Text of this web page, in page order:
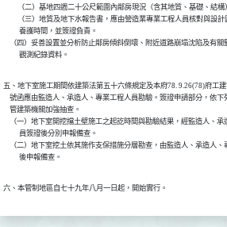
（二）基地四週二十公尺範圍內鄰房現況（含其地質、基礎、結構
（三）地質及地下水報告書，應由營造業專業工程人員核對與設計
          養護時間，並簽證負責。
（四）妥善設置並分析防止鄰房傾斜倒壞、附近道路崩塌沈陷及有
          觀測紀錄資料。
五、地下室施工期間依建築法第五十六條規定及本府78. 9.26(78)府工
號函應由監造人、承造人、專業工程人員勘驗。簽證申請部分，依
    管建築機關加強抽查。
（一）地下室開挖擋土壁施工之起訖時間與勘驗結果，經監造人、承
          員簽證後分別申報備查。
（二）地下室挖土依其施作支保措施分層勘查，由監造人、承造人
          後申報備查。
六、本管制地區自七十九年八月一日起，開始實行。